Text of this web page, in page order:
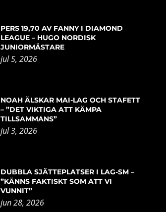
PERS 19,70 AV FANNY I DIAMOND
LEAGUE – HUGO NORDISK
JUNIORMÄSTARE
jul 5, 2026
NOAH ÄLSKAR MAI-LAG OCH STAFETT
– ”DET VIKTIGA ATT KÄMPA
TILLSAMMANS”
jul 3, 2026
DUBBLA SJÄTTEPLATSER I LAG-SM –
”KÄNNS FAKTISKT SOM ATT VI
VUNNIT”
jun 28, 2026